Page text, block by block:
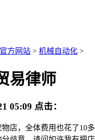
方网站 > 机械自动化 >
易律师
05:09 点击：
，全体费用也花了10多